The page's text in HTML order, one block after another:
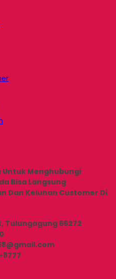
Untuk Menghubungi
Bisa Langsung
Dan Keluhan Customer Di
Tulungagung 66272
8777